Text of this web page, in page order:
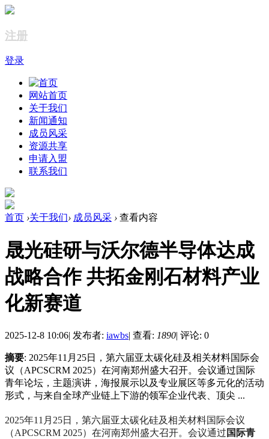
注册
登录
网站首页
关于我们
新闻通知
成员风采
资源共享
申请入盟
联系我们
首页 ›关于我们› 成员风采 › 查看内容
晟光硅研与沃尔德半导体达成
战略合作 共拓金刚石材料产业
化新赛道
2025-12-8 10:06| 发布者: iawbs| 查看: 1890| 评论: 0
摘要: 2025年11月25日，第六届亚太碳化硅及相关材料国际会
议（APCSCRM 2025）在河南郑州盛大召开。会议通过国际
青年论坛，主题演讲，海报展示以及专业展区等多元化的活动
形式，与来自全球产业链上下游的领军企业代表、顶尖 ...
2025年11月25日，第六届亚太碳化硅及相关材料国际会议
（APCSCRM 2025）在河南郑州盛大召开。会议通过 国际青